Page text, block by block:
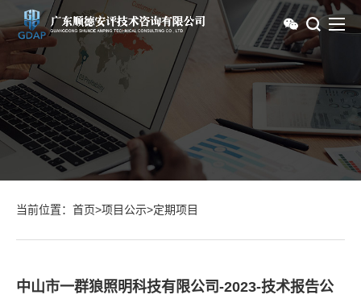
当前位置： 首页>项目公示>定期项目
中山市一群狼照明科技有限公司-2023-技术报告公